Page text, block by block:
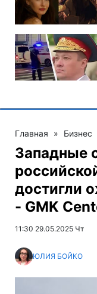
Главная » Бизнес
Западные
достигли
- GMK
11:30 29.05.2025 Чт
ЮЛИЯ БОЙКО